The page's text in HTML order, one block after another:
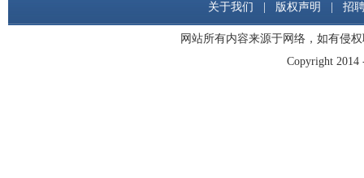
关于我们 版权声明 招
网站所有内容来源于网络，如有侵
Copyright 2014